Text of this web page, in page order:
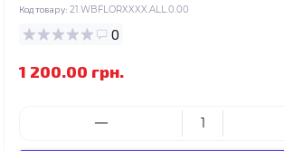
Код товару: 21.WBFLORXXXX.ALL.0.00
0
1 200.00 грн.